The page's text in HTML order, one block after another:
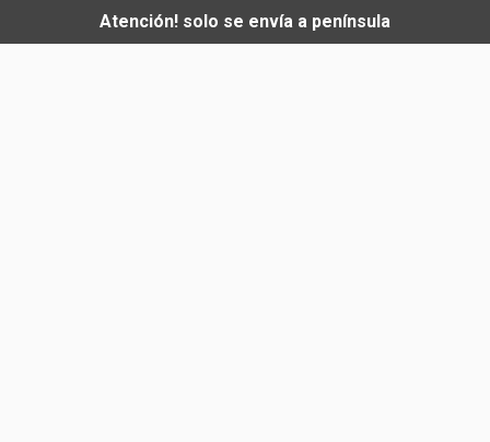
Atención! solo se envía a península